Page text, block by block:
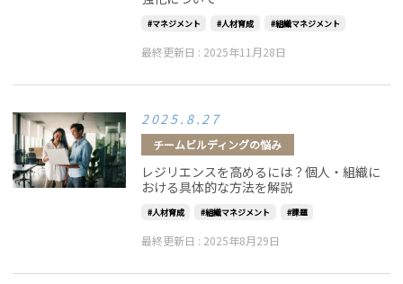
マネジメント 人材育成 組織マネジメント
最終更新日 : 2025年11月28日
2025.8.27
チームビルディングの悩み
レジリエンスを高めるには？個人・組織に
おける具体的な方法を解説
人材育成 組織マネジメント 課題
最終更新日 : 2025年8月29日